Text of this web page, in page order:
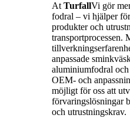
At TurfallVi gör
fodral – vi hjälper
produkter och
transportprocessen.
anpassade
aluminiumfodral
OEM- och
möjligt för oss att
förvaringslösningar
och utrustningskrav.